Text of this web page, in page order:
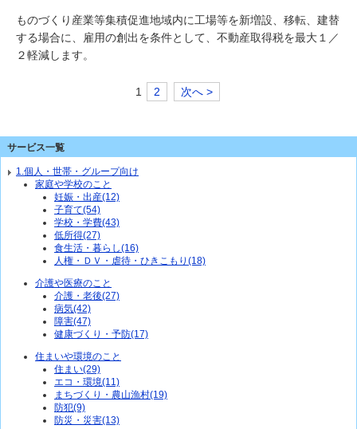
ものづくり産業等集積促進地域内に工場等を新増設、移転、建替
する場合に、雇用の創出を条件として、不動産取得税を最大１／
２軽減します。
1 2 次へ >
サービス一覧
1.個人・世帯・グループ向け
家庭や学校のこと
妊娠・出産(12)
子育て(54)
学校・学費(43)
低所得(27)
食生活・暮らし(16)
人権・ＤＶ・虐待・ひきこもり(18)
介護や医療のこと
介護・老後(27)
病気(42)
障害(47)
健康づくり・予防(17)
住まいや環境のこと
住まい(29)
エコ・環境(11)
まちづくり・農山漁村(19)
防犯(9)
防災・災害(13)